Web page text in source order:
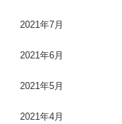
2021年7月
2021年6月
2021年5月
2021年4月